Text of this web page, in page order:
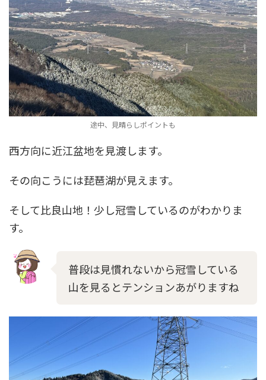
途中、見晴らしポイントも
西方向に近江盆地を見渡します。
その向こうには琵琶湖が見えます。
そして比良山地！少し冠雪しているのがわかりま
す。
普段は見慣れないから冠雪している
山を見るとテンションあがりますね